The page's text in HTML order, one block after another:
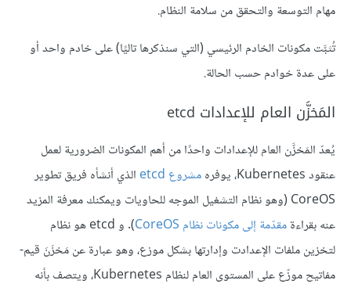
مهام التوسعة والتحقق من سلامة النظام.
تُثبَّت مكونات الخادم الرئيسي (التي سنذكرها تاليًا) على خادم واحد أو
على عدة خوادم حسب الحالة.
المَخزَّن العام للإعدادات etcd
يُعدّ المَخزَّن العام للإعدادات واحدًا من أهم المكونات الضرورية لعمل
عنقود Kubernetes، يوفره
مشروع etcd
الذي أنشأه فريق تطوير
CoreOS (وهو نظام التشغيل الموجه للحاويات ويمكنك معرفة المزيد
عنه بقراءةمقدّمة إلى مكونات نظام CoreOS
). و etcd هو نظام
لتخزين ملفات الإعدادت وإدارتها بشكل موزع، وهو عبارة عن مَخزَنَ قيم-
مفاتيح موزّع على المستوى العام لنظام Kubernetes، ويتصف بأنه